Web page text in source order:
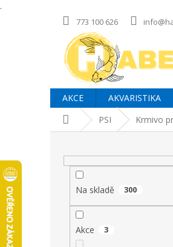
.
773 100 626
AKCE AKVARISTIKA
Domů PSI Krmivo
Na skladě 300
Akce 3